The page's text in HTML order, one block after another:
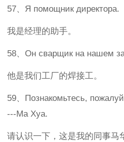
57、Я помощник директора.
我是经理的助手。
58、Он сварщик на нашем
他是我们工厂的焊接工。
59、Познакомьтесь,
---Ма Хуа.
请认识一下，这是我的同事马